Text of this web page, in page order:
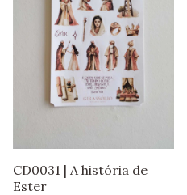
CD0031 | A história de
Ester